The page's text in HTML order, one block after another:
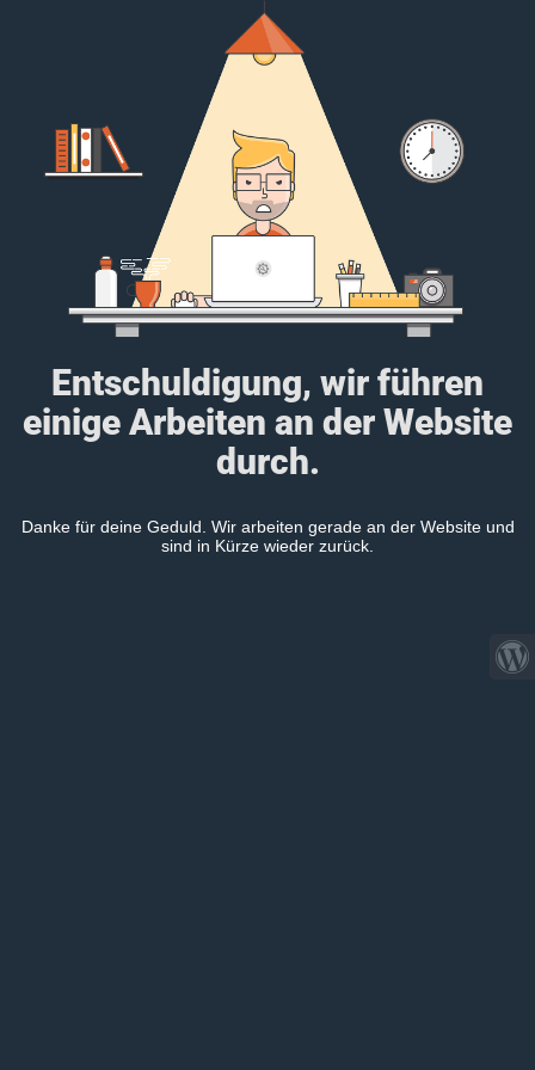
Entschuldigung, wir führen
einige Arbeiten an der Website
durch.
Danke für deine Geduld. Wir arbeiten gerade an der Website und
sind in Kürze wieder zurück.